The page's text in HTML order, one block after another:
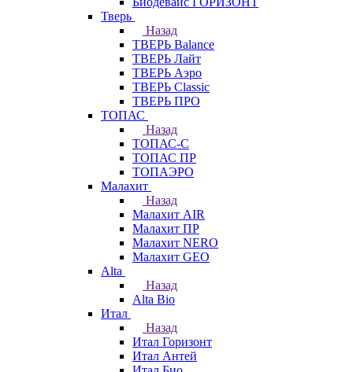
Тверь
Назад
ТВЕРЬ Balance
ТВЕРЬ Лайт
ТВЕРЬ Аэро
ТВЕРЬ Classic
ТВЕРЬ ПРО
ТОПАС
Назад
ТОПАС-С
ТОПАС ПР
ТОПАЭРО
Малахит
Назад
Малахит AIR
Малахит ПР
Малахит NERO
Малахит GEO
Alta
Назад
Alta Bio
Итал
Назад
Итал Горизонт
Итал Антей